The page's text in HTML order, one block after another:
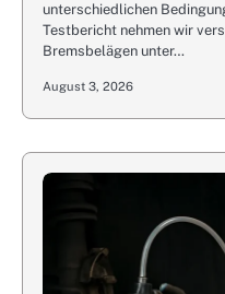
unterschiedlichen
Testbericht nehmen wir
Bremsbelägen unter…
August 3, 2026